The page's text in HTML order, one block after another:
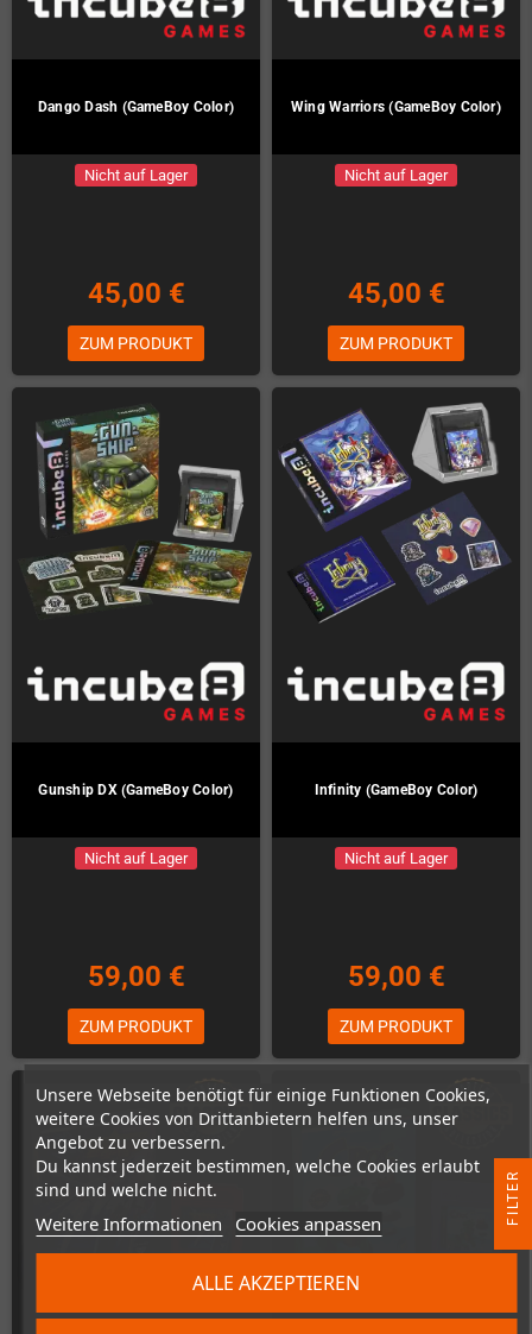
Unsere Webseite benötigt für einige Funktionen Cookies,
weitere Cookies von Drittanbietern helfen uns, unser
Angebot zu verbessern.
Du kannst jederzeit bestimmen, welche Cookies erlaubt
sind und welche nicht.
Weitere Informationen Cookies anpassen
ALLE AKZEPTIEREN
Dango Dash (GameBoy Color)
Nicht auf Lager
45,00 €
ZUM PRODUKT
Wing Warriors (GameBoy Color)
Nicht auf Lager
45,00 €
ZUM PRODUKT
Gunship DX (GameBoy Color)
Nicht auf Lager
59,00 €
ZUM PRODUKT
Infinity (GameBoy Color)
Nicht auf Lager
59,00 €
ZUM PRODUKT
R